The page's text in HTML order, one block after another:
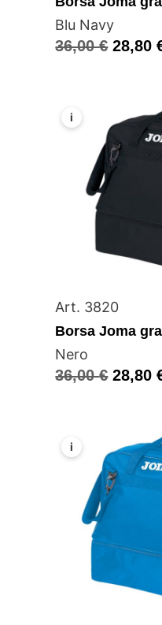
Blu Navy
36,00€ 28,80
i
Art. 3820
Borsa Joma
Nero
36,00€ 28,80
i